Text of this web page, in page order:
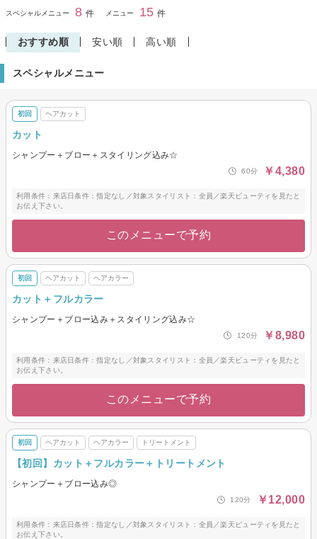
ヘアカット
リタッチカラー
縮毛矯正
閉じる
スペシャルメニュー 8 件 メニュー 15 件
おすすめ順 安い順 高い順
スペシャルメニュー
初回 ヘアカット
カット
シャンプー＋ブロー＋スタイリング込み☆
60分 ￥4,380
利用条件：来店日条件：指定なし／対象スタイリスト：全員／楽天ビューティを見たと
お伝え下さい。
このメニューで予約
初回 ヘアカット ヘアカラー
カット＋フルカラー
シャンプー＋ブロー込み＋スタイリング込み☆
120分 ￥8,980
利用条件：来店日条件：指定なし／対象スタイリスト：全員／楽天ビューティを見たと
お伝え下さい。
このメニューで予約
初回 ヘアカット ヘアカラー トリートメント
【初回】カット＋フルカラー＋トリートメント
シャンプー＋ブロー込み◎
120分 ￥12,000
利用条件：来店日条件：指定なし／対象スタイリスト：全員／楽天ビューティを見たと
お伝え下さい。